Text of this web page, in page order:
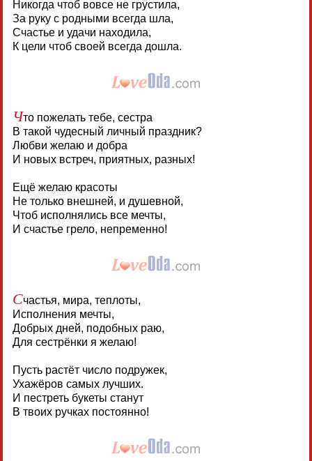
Никогда чтоб вовсе не грустила,
За руку с родными всегда шла,
Счастье и удачи находила,
К цели чтоб своей всегда дошла.
Что пожелать тебе, сестра
В такой чудесный личный праздник?
Любви желаю и добра
И новых встреч, приятных, разных!
Ещё желаю красоты
Не только внешней, и душевной,
Чтоб исполнялись все мечты,
И счастье грело, непременно!
Счастья, мира, теплоты,
Исполнения мечты,
Добрых дней, подобных раю,
Для сестрёнки я желаю!
Пусть растёт число подружек,
Ухажёров самых лучших.
И пестреть букеты станут
В твоих ручках постоянно!